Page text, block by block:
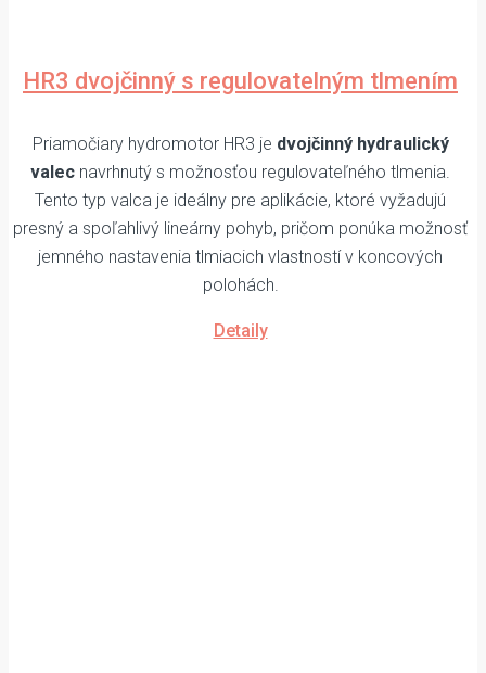
HR3 dvojčinný s regulovatelným tlmením
Priamočiary hydromotor HR3 je dvojčinný hydraulický
valec navrhnutý s možnosťou regulovateľného tlmenia.
Tento typ valca je ideálny pre aplikácie, ktoré vyžadujú
presný a spoľahlivý lineárny pohyb, pričom ponúka možnosť
jemného nastavenia tlmiacich vlastností v koncových
polohách.
Detaily